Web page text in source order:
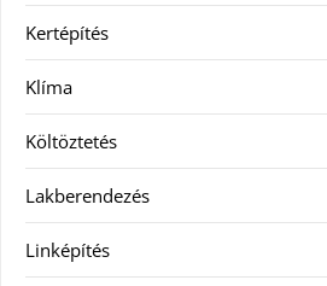
Kertépítés
Klíma
Költöztetés
Lakberendezés
Linképítés